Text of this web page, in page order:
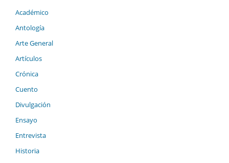
Académico
Antología
Arte General
Artículos
Crónica
Cuento
Divulgación
Ensayo
Entrevista
Historia